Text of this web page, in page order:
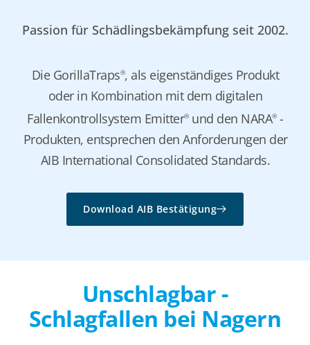
Passion für Schädlingsbekämpfung seit 2002.
Die GorillaTraps®, als eigenständiges Produkt
oder in Kombination mit dem digitalen
Fallenkontrollsystem Emitter®und den NARA®-
Produkten, entsprechen den Anforderungen der
AIB International Consolidated Standards.
Download AIB Bestätigung
Unschlagbar -
Schlagfallen bei Nagern